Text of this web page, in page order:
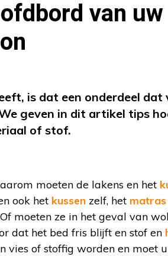
van
is dat een onderdeel
geven in dit artikel tips
of stof.
moeten de lakens en het
ook het kussen zelf, het matras
moeten ze in het geval van
dat het bed fris blijft en stof en
vies of stoffig worden en moet